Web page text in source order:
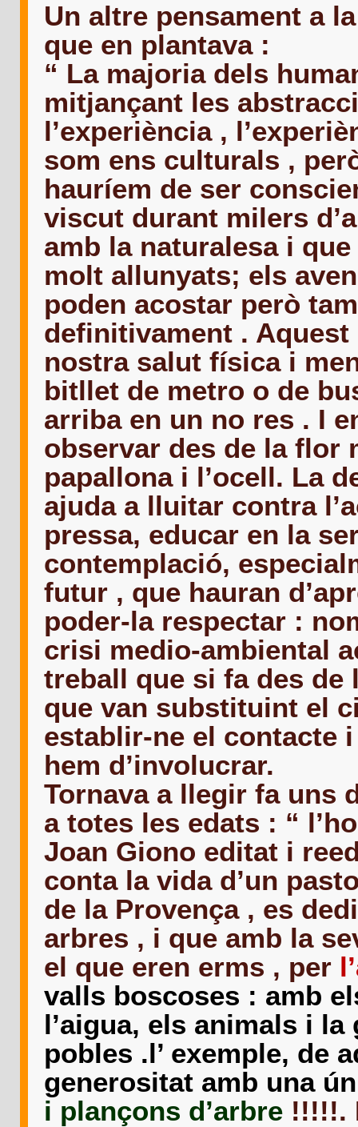
Un altre pensament a
que en plantava :
“ La majoria dels
mitjançant les
l’experiència ,
som ens culturals ,
hauríem de ser
viscut durant milers
amb la naturalesa i
molt allunyats; els
poden acostar però
definitivament .
nostra salut física i
bitllet de metro o de
arriba en un no res . I
observar des de la flor
papallona i l’ocell. La
ajuda a lluitar contra
pressa, educar en la
contemplació,
futur , que hauran
poder-la respectar :
crisi medio-ambiental
treball que si fa des de
que van substituint el
establir-ne el contacte
hem d’involucrar.
Tornava a llegir fa uns
a totes les edats : “
Joan Giono editat i
conta la vida d’un
de la Provença , es
arbres , i que amb la
el que eren erms , per
valls boscoses : amb
l’aigua, els animals i
pobles .l’ exemple, de
generositat amb una
i plançons d’arbre !!!!!.